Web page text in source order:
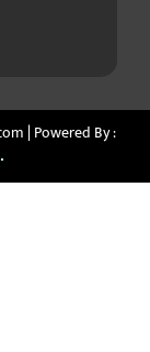
| Powered By :